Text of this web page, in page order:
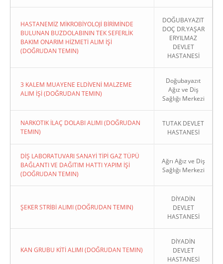
HASTANEMİZ MİKROBİYOLOJİ BİRİMİNDE
BULUNAN BUZDOLABININ TEK SEFERLİK
BAKIM ONARIM HİZMETİ ALIM İŞİ
(DOĞRUDAN TEMIN)
DOĞUBAYAZIT
DOÇ DR.YAŞAR
ERYILMAZ
DEVLET
HASTANESİ
3 KALEM MUAYENE ELDİVENİ MALZEME
ALIM İŞİ (DOĞRUDAN TEMIN)
Doğubayazıt
Ağız ve Diş
Sağlığı Merkezi
NARKOTIK İLAÇ DOLABI ALIMI (DOĞRUDAN
TEMIN)
TUTAK DEVLET
HASTANESİ
DİŞ LABORATUVARI SANAYİ TİPİ GAZ TÜPÜ
BAĞLANTI VE DAĞITIM HATTI YAPIM İŞİ
(DOĞRUDAN TEMIN)
Ağrı Ağız ve Diş
Sağlığı Merkezi
ŞEKER STRİBİ ALIMI (DOĞRUDAN TEMIN)
DİYADİN
DEVLET
HASTANESİ
KAN GRUBU KİTİ ALIMI (DOĞRUDAN TEMIN)
DİYADİN
DEVLET
HASTANESİ